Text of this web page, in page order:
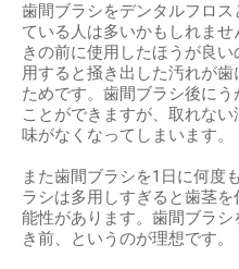
歯間ブラシをデンタルフロ
ている人は多いかもしれま
きの前に使用したほうが良
用すると掻き出した汚れが
ためです。歯間ブラシ後に
ことができますが、取れな
味がなくなってしまいます。
また歯間ブラシを1日に何度
ラシは多用しすぎると歯茎
能性があります。歯間ブラ
き前、というのが理想です。